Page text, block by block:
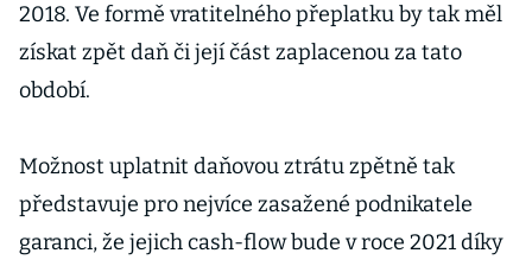
2018. Ve formě vratitelného přeplatku by tak měl
získat zpět daň či její část zaplacenou za tato
období.
Možnost uplatnit daňovou ztrátu zpětně tak
představuje pro nejvíce zasažené podnikatele
garanci, že jejich cash-flow bude v roce 2021 díky